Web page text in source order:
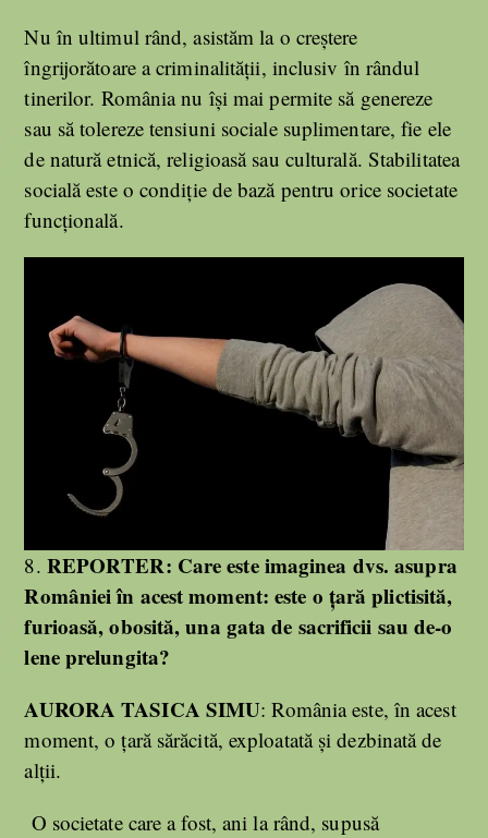
Nu în ultimul rând, asistăm la o creștere
îngrijorătoare a criminalității, inclusiv în rândul
tinerilor. România nu își mai permite să genereze
sau să tolereze tensiuni sociale suplimentare, fie ele
de natură etnică, religioasă sau culturală. Stabilitatea
socială este o condiție de bază pentru orice societate
funcțională.
8. REPORTER: Care este imaginea dvs. asupra
României în acest moment: este o țară plictisită,
furioasă, obosită, una gata de sacrificii sau de-o
lene prelungita?
AURORA TASICA SIMU: România este, în acest
moment, o țară sărăcită, exploatată și dezbinată de
alții.
O societate care a fost, ani la rând, supusă